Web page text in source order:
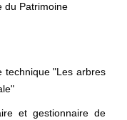
du Patrimoine
technique "Les arbres
et gestionnaire de